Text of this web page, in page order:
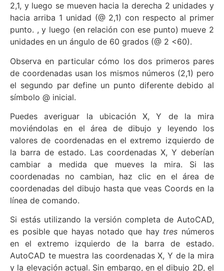
2,1, y luego se mueven hacia la derecha 2 unidades y
hacia arriba 1 unidad (@ 2,1) con respecto al primer
punto. , y luego (en relación con ese punto) mueve 2
unidades en un ángulo de 60 grados (@ 2 <60).
Observa en particular cómo los dos primeros pares
de coordenadas usan los mismos números (2,1) pero
el segundo par define un punto diferente debido al
símbolo @ inicial.
Puedes averiguar la ubicación X, Y de la mira
moviéndolas en el área de dibujo y leyendo los
valores de coordenadas en el extremo izquierdo de
la barra de estado. Las coordenadas X, Y deberían
cambiar a medida que mueves la mira. Si las
coordenadas no cambian, haz clic en el área de
coordenadas del dibujo hasta que veas Coords en la
línea de comando.
Si estás utilizando la versión completa de AutoCAD,
es posible que hayas notado que hay tres números
en el extremo izquierdo de la barra de estado.
AutoCAD te muestra las coordenadas X, Y de la mira
y la elevación actual. Sin embargo, en el dibujo 2D, el